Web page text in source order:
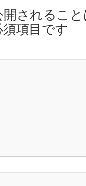
されるこ
項目です